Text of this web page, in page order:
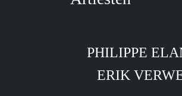
PHILIPPE
ERIK